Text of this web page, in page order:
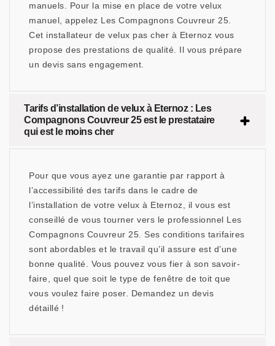
manuels. Pour la mise en place de votre velux
manuel, appelez Les Compagnons Couvreur 25.
Cet installateur de velux pas cher à Eternoz vous
propose des prestations de qualité. Il vous prépare
un devis sans engagement.
Tarifs d’installation de velux à Eternoz : Les
Compagnons Couvreur 25 est le prestataire
qui est le moins cher
Pour que vous ayez une garantie par rapport à
l’accessibilité des tarifs dans le cadre de
l’installation de votre velux à Eternoz, il vous est
conseillé de vous tourner vers le professionnel Les
Compagnons Couvreur 25. Ses conditions tarifaires
sont abordables et le travail qu’il assure est d’une
bonne qualité. Vous pouvez vous fier à son savoir-
faire, quel que soit le type de fenêtre de toit que
vous voulez faire poser. Demandez un devis
détaillé !